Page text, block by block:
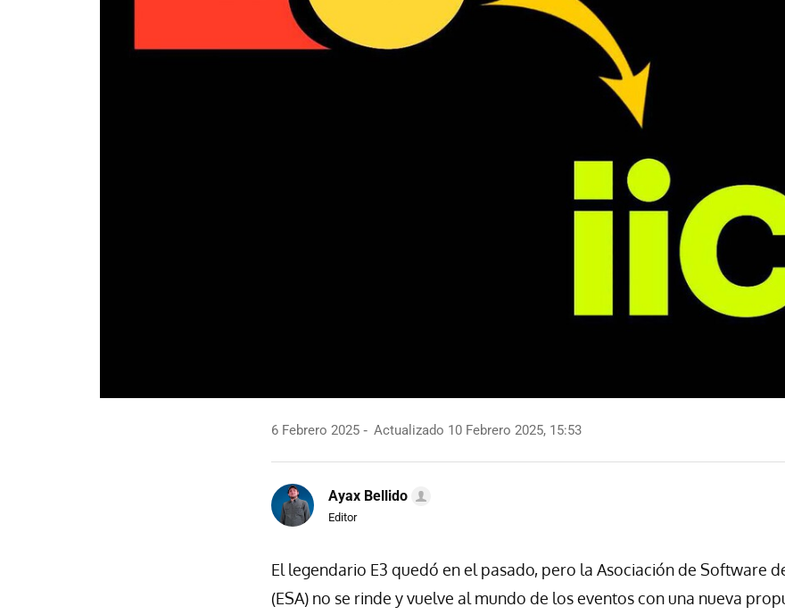
6 Febrero 2025 Actualizado 10 Febrero 2025, 15:53
Ayax Bellido
Editor
El legendario E3 quedó en el pasado, pero la Asociación de Software
(ESA) no se rinde y vuelve al mundo de los eventos con una nueva